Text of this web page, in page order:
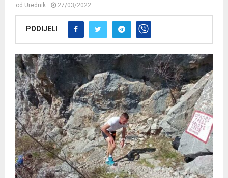
od Urednik 27/03/2022
PODIJELI